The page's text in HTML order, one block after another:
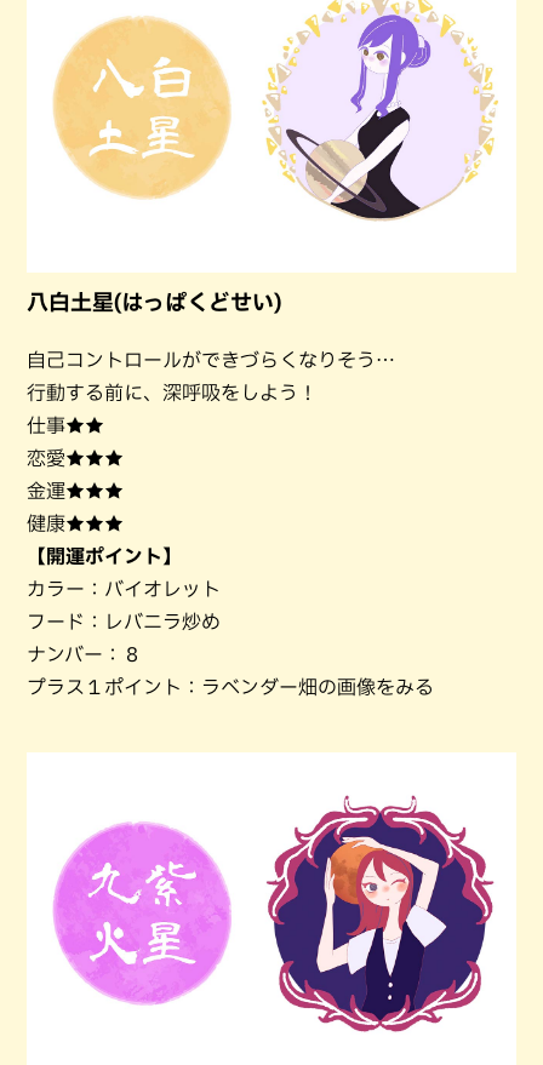
八白土星(はっぱくどせい)
自己コントロールができづらくなりそう…
行動する前に、深呼吸をしよう！
仕事★★
恋愛★★★
金運★★★
健康★★★
【開運ポイント】
カラー：バイオレット
フード：レバニラ炒め
ナンバー：８
プラス１ポイント：ラベンダー畑の画像をみる